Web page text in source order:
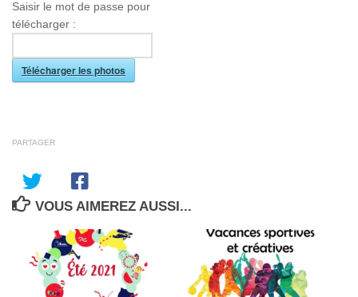
Saisir le mot de passe pour
télécharger :
Télécharger les photos
PARTAGER
VOUS AIMEREZ AUSSI...